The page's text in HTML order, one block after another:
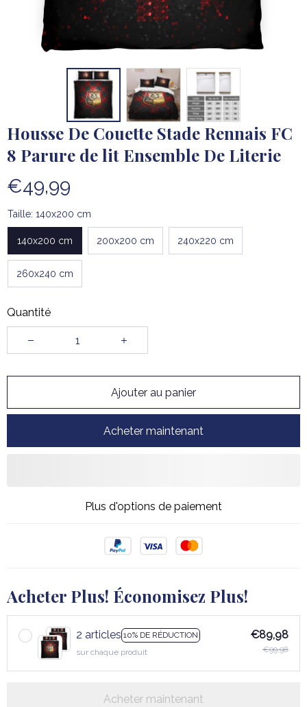
Housse De Couette Stade Rennais FC
8 Parure de lit Ensemble De Literie
€49,99
Taille: 140x200 cm
140x200 cm 200x200 cm 240x220 cm
260x240 cm
Quantité
Ajouter au panier
Acheter maintenant
Plus d'options de paiement
Acheter Plus! Économisez Plus!
2 articles 10% DE RÉDUCTION
sur chaque produit
€89,98
€99,98
Acheter maintenant